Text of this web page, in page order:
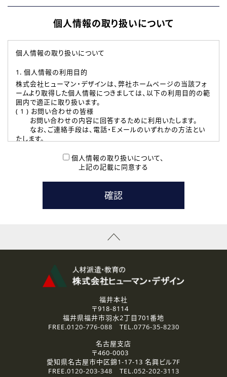
個人情報の取り扱いについて
個人情報の取り扱いについて
1. 個人情報の利用目的
株式会社ヒューマン・デザインは、弊社ホームページの当該フォ
ームより取得した個人情報につきましては、以下の利用目的の範
囲内で適正に取り扱います。
( 1 ) お問い合わせの皆様
お問い合わせの内容に回答するために利用いたします。
なお、ご連絡手段は、電話・Ｅメールのいずれかの方法とい
たします。
本登録に関するご連絡および本登録時の参考情報として利
たします。
( 3 ) スタッフ派遣を検討されている企業の皆様
お問い合わせの内容に回答するために利用いたします。
なお、ご連絡手段は、電話・Ｅメールのいずれかの方法とい
資料送付、受講相談に関するご連絡のために利用いたしま
その他、お問い合わせの内容に回答するために利用いたし
なお、ご連絡手段は、電話・Ｅメールのいずれかの方法とい
2.個人情報の第三者提供
ご提供いただいた個人情報は、法令等の規定に従う場合を除き、
3.個人情報の取り扱いの委託
弊社の定める個人情報保護の評価基準を満たした委託先に、個
人情報を委託する場合があります。
個人情報の取り扱いについて、
上記の記載に同意する
福井本社
〒918-8114
福井県福井市羽水2丁目701番地
FREE.0120-776-088 TEL.0776-35-8230
名古屋支店
〒460-0003
愛知県名古屋市中区錦1-17-13 名興ビル7F
FREE.0120-203-348 TEL.052-202-3113